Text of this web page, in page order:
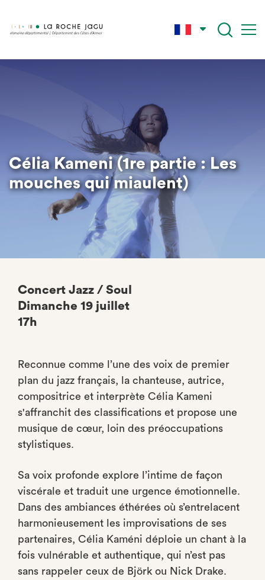
Célia Kameni (1re partie : Les
mouches qui miaulent)
Concert Jazz / Soul
Dimanche 19 juillet
17h
Reconnue comme l’une des voix de premier
plan du jazz français, la chanteuse, autrice,
compositrice et interprète Célia Kameni
s'affranchit des classifications et propose une
musique de cœur, loin des préoccupations
stylistiques.
Sa voix profonde explore l’intime de façon
viscérale et traduit une urgence émotionnelle.
Dans des ambiances éthérées où s’entrelacent
harmonieusement les improvisations de ses
partenaires, Célia Kaméni déploie un chant à la
fois vulnérable et authentique, qui n’est pas
sans rappeler ceux de Björk ou Nick Drake.